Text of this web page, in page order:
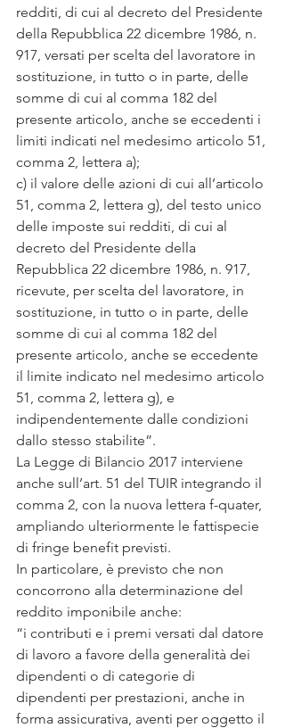
redditi, di cui al decreto del Presidente
della Repubblica 22 dicembre 1986, n.
917, versati per scelta del lavoratore in
sostituzione, in tutto o in parte, delle
somme di cui al comma 182 del
presente articolo, anche se eccedenti i
limiti indicati nel medesimo articolo 51,
comma 2, lettera a);
c) il valore delle azioni di cui all’articolo
51, comma 2, lettera g), del testo unico
delle imposte sui redditi, di cui al
decreto del Presidente della
Repubblica 22 dicembre 1986, n. 917,
ricevute, per scelta del lavoratore, in
sostituzione, in tutto o in parte, delle
somme di cui al comma 182 del
presente articolo, anche se eccedente
il limite indicato nel medesimo articolo
51, comma 2, lettera g), e
indipendentemente dalle condizioni
dallo stesso stabilite”.
La Legge di Bilancio 2017 interviene
anche sull’art. 51 del TUIR integrando il
comma 2, con la nuova lettera f-quater,
ampliando ulteriormente le fattispecie
di fringe benefit previsti.
In particolare, è previsto che non
concorrono alla determinazione del
reddito imponibile anche:
“i contributi e i premi versati dal datore
di lavoro a favore della generalità dei
dipendenti o di categorie di
dipendenti per prestazioni, anche in
forma assicurativa, aventi per oggetto il